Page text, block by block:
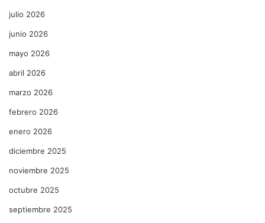
julio 2026
junio 2026
mayo 2026
abril 2026
marzo 2026
febrero 2026
enero 2026
diciembre 2025
noviembre 2025
octubre 2025
septiembre 2025